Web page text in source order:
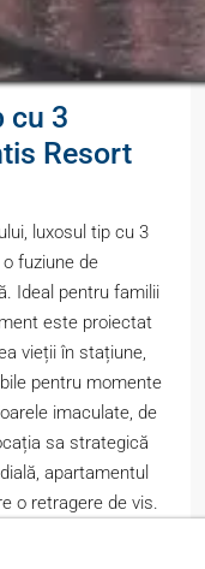
cu 3
Resort
luxosul tip cu 3
fuziune de
Ideal pentru familii
este proiectat
vieții în stațiune,
pentru momente
imaculate, de
sa strategică
apartamentul
o retragere de vis.